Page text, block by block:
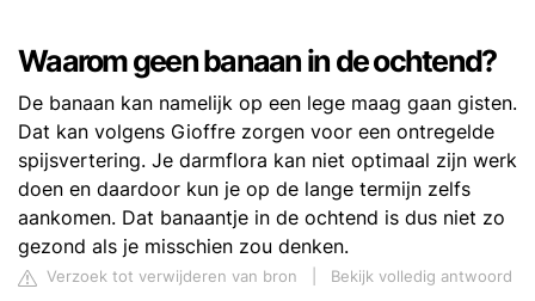
Waarom geen banaan in de ochtend?
De banaan kan namelijk op een lege maag gaan gisten.
Dat kan volgens Gioffre zorgen voor een ontregelde
spijsvertering. Je darmflora kan niet optimaal zijn werk
doen en daardoor kun je op de lange termijn zelfs
aankomen. Dat banaantje in de ochtend is dus niet zo
gezond als je misschien zou denken.
Verzoek tot verwijderen van bron
Bekijk volledig antwoord